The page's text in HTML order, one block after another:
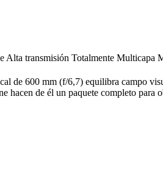
Alta transmisión Totalmente Multicapa
de 600 mm (f/6,7) equilibra campo
hacen de él un paquete completo para